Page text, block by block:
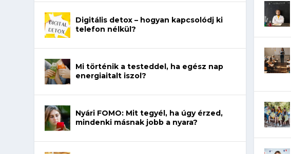
Digitális detox – hogyan kapcsolódj ki
telefon nélkül?
Mi történik a testeddel, ha egész nap
energiaitalt iszol?
Nyári FOMO: Mit tegyél, ha úgy érzed,
mindenki másnak jobb a nyara?